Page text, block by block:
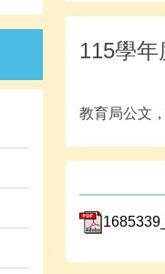
115學
教育局公文